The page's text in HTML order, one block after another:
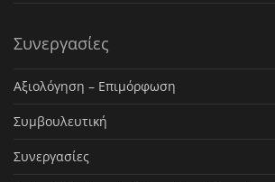
Συνεργασίες
Αξιολόγηση – Επιμόρφωση
Συμβουλευτική
Συνεργασίες